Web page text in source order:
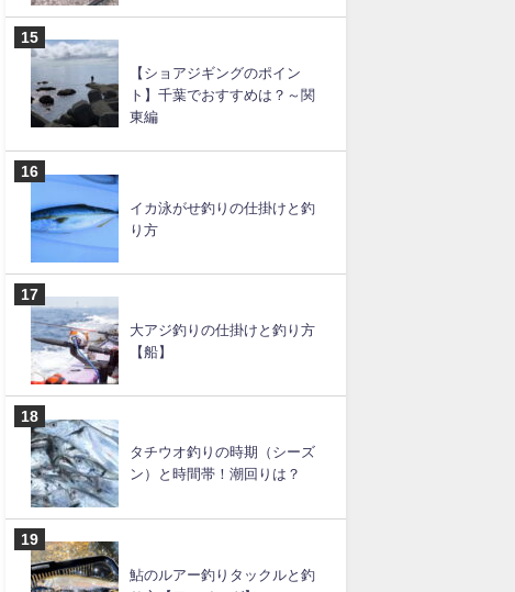
カゴ釣りの仕掛けと釣り方の
コツ【遠投カゴ釣りも】
タコエギの仕掛けと釣り方
【ショアジギングのポイン
イカ泳がせ釣りの仕掛けと釣